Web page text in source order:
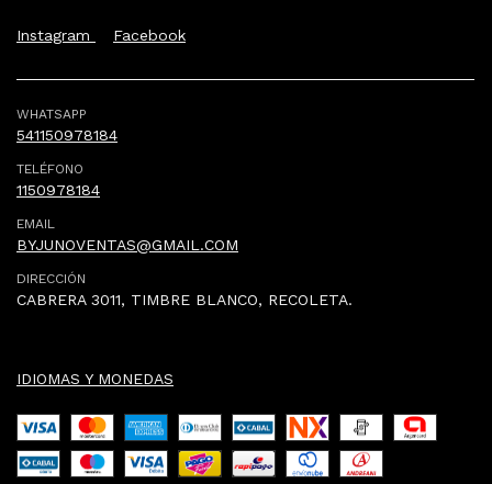
Instagram Facebook
WHATSAPP
541150978184
TELÉFONO
1150978184
EMAIL
BYJUNOVENTAS@GMAIL.COM
DIRECCIÓN
CABRERA 3011, TIMBRE BLANCO, RECOLETA.
IDIOMAS Y MONEDAS